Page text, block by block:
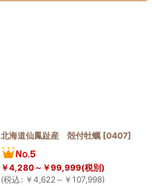
北海道仙鳳趾産 殻付牡蠣 [0407]
￥4,280～ ￥99,999(税別)
(税込 : ￥ 4,622～ ￥ 107,998)